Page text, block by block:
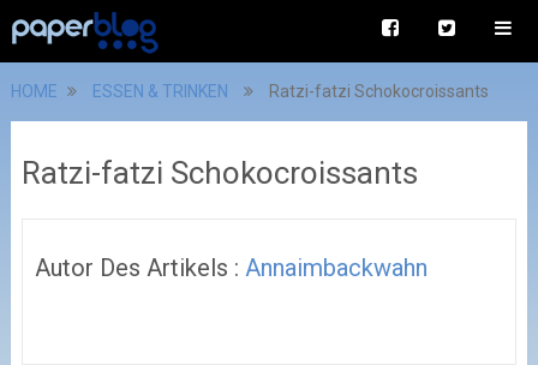
HOME ESSEN & TRINKEN Ratzi-fatzi Schokocroissants
Ratzi-fatzi Schokocroissants
Autor Des Artikels : Annaimbackwahn